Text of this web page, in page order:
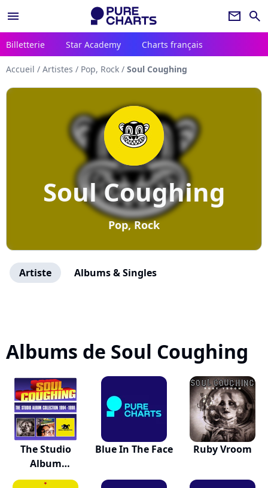
menu newsletter search
Billetterie Star Academy Charts français
Accueil / Artistes / Pop, Rock / Soul Coughing
Soul Coughing
Pop, Rock
Artiste Albums & Singles
Albums de Soul Coughing
The Studio
Album
Collection 1...
Blue In The Face Ruby Vroom